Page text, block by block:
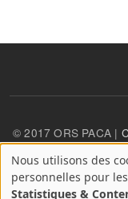
© 2017 ORS PACA |
confidentialité
A
propos
Nous utilisons des
personnelles pour
Statistiques &